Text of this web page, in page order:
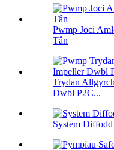
Pwmp Joci
Tân
Trydan
Dwbl P2C...
System